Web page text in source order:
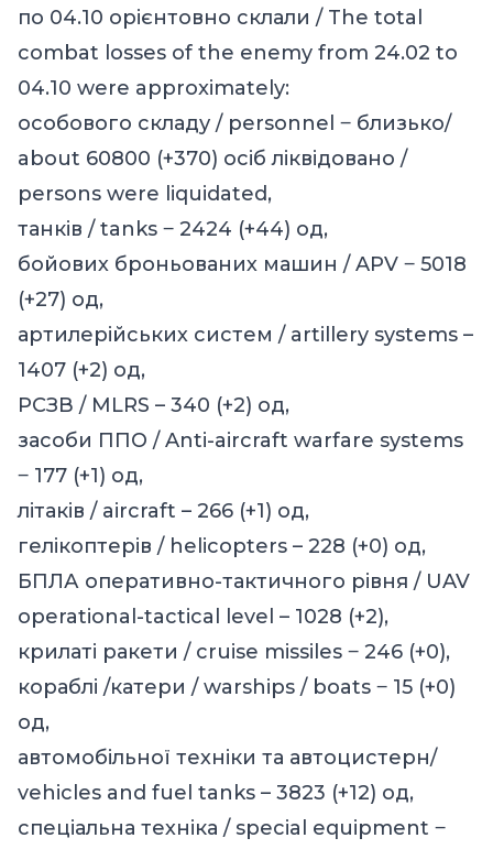
по 04.10 орієнтовно склали / The total
combat losses of the enemy from 24.02 to
04.10 were approximately:
особового складу / personnel ‒ близько/
about 60800 (+370) осіб ліквідовано /
persons were liquidated,
танків / tanks ‒ 2424 (+44) од,
бойових броньованих машин / APV ‒ 5018
(+27) од,
артилерійських систем / artillery systems –
1407 (+2) од,
РСЗВ / MLRS – 340 (+2) од,
засоби ППО / Anti-aircraft warfare systems
‒ 177 (+1) од,
літаків / aircraft – 266 (+1) од,
гелікоптерів / helicopters – 228 (+0) од,
БПЛА оперативно-тактичного рівня / UAV
operational-tactical level – 1028 (+2),
крилаті ракети / cruise missiles ‒ 246 (+0),
кораблі /катери / warships / boats ‒ 15 (+0)
од,
автомобільної техніки та автоцистерн/
vehicles and fuel tanks – 3823 (+12) од,
спеціальна техніка / special equipment ‒